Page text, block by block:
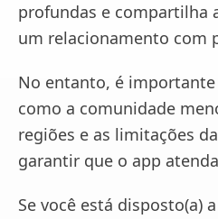
profundas e compartilha
um relacionamento com
No entanto, é
como a comunidade
regiões e as limitações
garantir que o app
Se você está disposto(a)